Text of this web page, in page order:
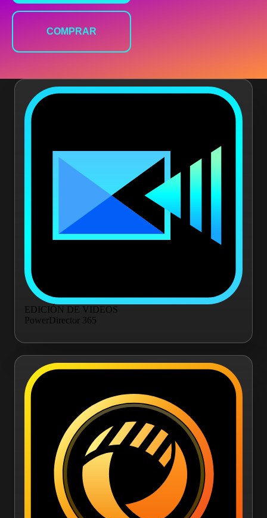
COMPRAR
EDICIÓN DE VIDEOS
PowerDirector 365